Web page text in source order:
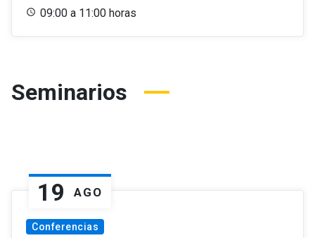
09:00 a 11:00 horas
Seminarios
19 AGO
Conferencias